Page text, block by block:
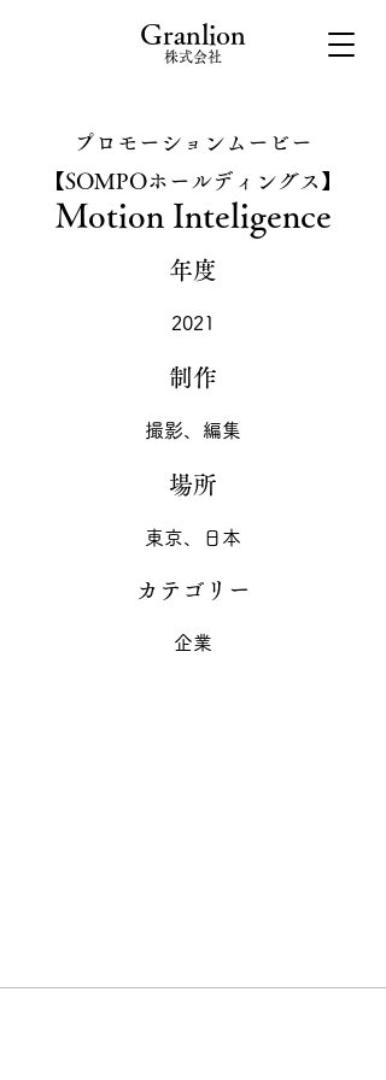
​Granlion
​株式会社
プロモーションムービー​
【SOMPOホールディングス】
Motion Inteligence
年度
2021
​制作
撮影、編集
場所
東京、日本
カテゴリー
企業